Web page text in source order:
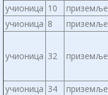
учионица 10 приземље
учионица 8 приземље
учионица 32 приземље
учионица 34 приземље